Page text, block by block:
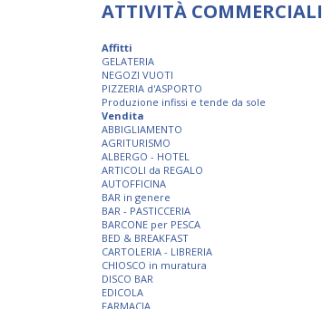
ATTIVITÀ COMMERCIALI
Affitti
GELATERIA
NEGOZI VUOTI
PIZZERIA d'ASPORTO
Produzione infissi e tende da sole
Vendita
ABBIGLIAMENTO
AGRITURISMO
ALBERGO - HOTEL
ARTICOLI da REGALO
AUTOFFICINA
BAR in genere
BAR - PASTICCERIA
BARCONE per PESCA
BED & BREAKFAST
CARTOLERIA - LIBRERIA
CHIOSCO in muratura
DISCO BAR
EDICOLA
FARMACIA